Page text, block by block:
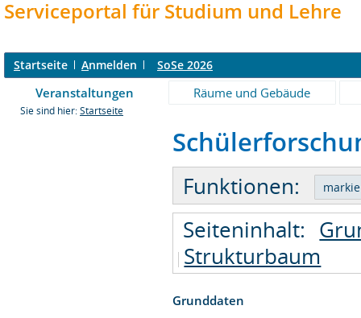
Serviceportal für Studium und Lehre
Startseite Anmelden SoSe 2026
Veranstaltungen Räume und Gebäude
Sie sind hier: Startseite
Funktionen:
Seiteninhalt:
Strukturbaum
Grunddaten